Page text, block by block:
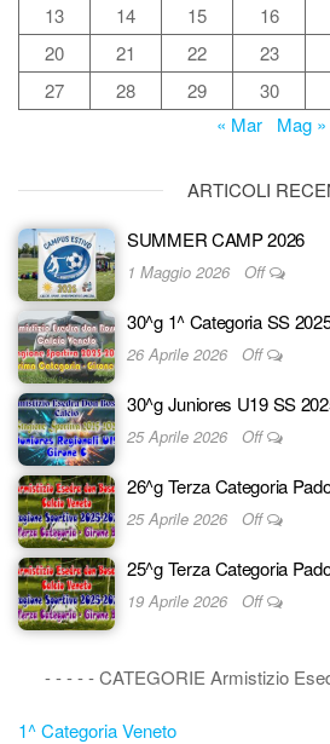
13
14 15 16
20
21 22 23
27
28 29
30
« Mar
Mag »
ARTICOLI
SUMMER CAMP 2026
1 Maggio 2026 Off
30^g 1^ Categoria SS
26 Aprile 2026 Off
30^g Juniores U19 SS
25 Aprile 2026 Off
26^g Terza Categoria
25 Aprile 2026 Off
25^g Terza Categoria
19 Aprile 2026 Off
- - - - - CATEGORIE Armistizio
1^ Categoria Veneto